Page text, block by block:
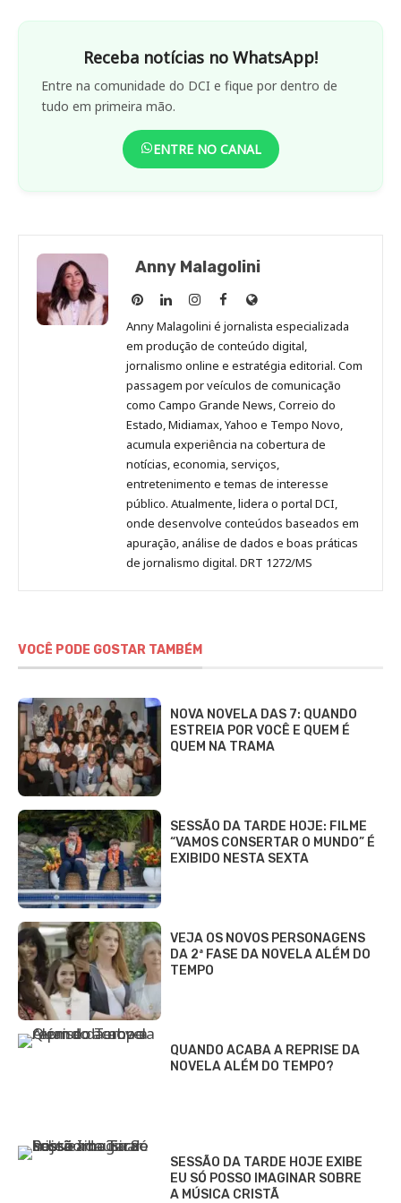
Receba notícias no WhatsApp!
Entre na comunidade do DCI e fique por dentro de
tudo em primeira mão.
ENTRE NO CANAL
Anny Malagolini
Anny
Malagolini
no
Pinterest
Anny
Malagolini
no
LinkedIn
Anny
Malagolini
no
Instagram
Anny
Malagolini
no
Facebook
Site
de
Anny
Malagolini
Anny Malagolini é jornalista especializada
em produção de conteúdo digital,
jornalismo online e estratégia editorial. Com
passagem por veículos de comunicação
como Campo Grande News, Correio do
Estado, Midiamax, Yahoo e Tempo Novo,
acumula experiência na cobertura de
notícias, economia, serviços,
entretenimento e temas de interesse
público. Atualmente, lidera o portal DCI,
onde desenvolve conteúdos baseados em
apuração, análise de dados e boas práticas
de jornalismo digital. DRT 1272/MS
VOCÊ PODE GOSTAR TAMBÉM
NOVA NOVELA DAS 7: QUANDO
ESTREIA POR VOCÊ E QUEM É
QUEM NA TRAMA
SESSÃO DA TARDE HOJE: FILME
“VAMOS CONSERTAR O MUNDO” É
EXIBIDO NESTA SEXTA
VEJA OS NOVOS PERSONAGENS
DA 2ª FASE DA NOVELA ALÉM DO
TEMPO
QUANDO ACABA A REPRISE DA
NOVELA ALÉM DO TEMPO?
SESSÃO DA TARDE HOJE EXIBE
EU SÓ POSSO IMAGINAR SOBRE
A MÚSICA CRISTÃ